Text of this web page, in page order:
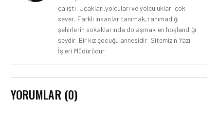
çalıştı. Uçakları,yolcuları ve yolculukları çok
sever. Farklı insanlar tanımak,tanımadığı
şehirlerin sokaklarında dolaşmak en hoşlandığı
şeydir. Bir kız çocuğu annesidir. Sitemizin Yazı
İşleri Müdürüdür
YORUMLAR (0)